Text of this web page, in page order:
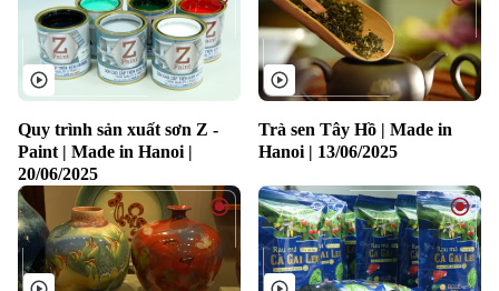
Quy trình sản xuất sơn Z -
Paint | Made in Hanoi |
20/06/2025
Trà sen Tây Hồ | Made in
Hanoi | 13/06/2025